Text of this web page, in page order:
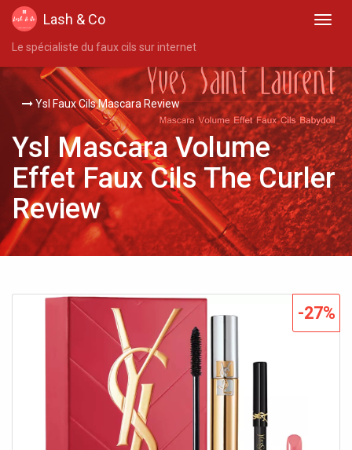
Lash & Co
Le spécialiste du faux cils sur internet
Ysl Faux Cils Mascara Review
Ysl Mascara Volume
Effet Faux Cils The Curler
Review
-27%